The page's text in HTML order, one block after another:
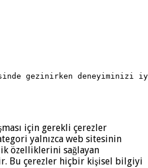
gezinirken deneyiminizi
için gerekli çerezler
yalnızca web sitesinin
özelliklerini sağlayan
Bu çerezler hiçbir kişisel bilgiyi